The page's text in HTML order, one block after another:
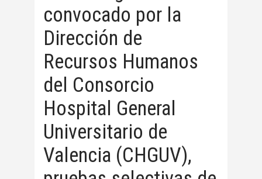
convocado por la
Dirección de
Recursos Humanos
del Consorcio
Hospital General
Universitario de
Valencia (CHGUV),